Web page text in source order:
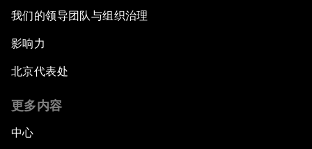
我们的领导团队与组织治理
影响力
北京代表处
更多内容
中心